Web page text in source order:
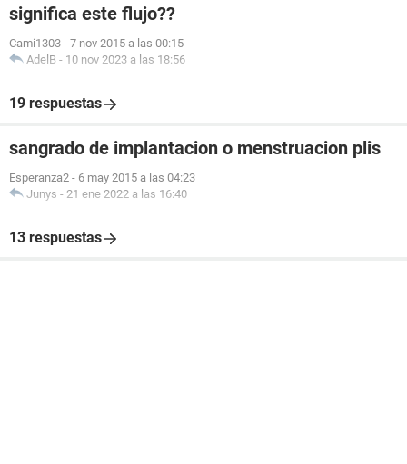
significa este flujo??
Cami1303 - 7 nov 2015 a las 00:15
AdelB - 10 nov 2023 a las 18:56
19 respuestas
sangrado de implantacion o menstruacion plis
Esperanza2 - 6 may 2015 a las 04:23
Junys - 21 ene 2022 a las 16:40
13 respuestas